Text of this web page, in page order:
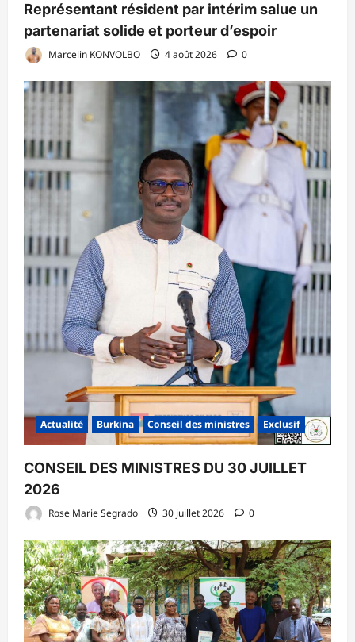
Représentant résident par intérim salue un
partenariat solide et porteur d’espoir
Marcelin KONVOLBO 4 août 2026 0
Actualité Burkina Conseil des ministres Exclusif
CONSEIL DES MINISTRES DU 30 JUILLET
2026
Rose Marie Segrado 30 juillet 2026 0